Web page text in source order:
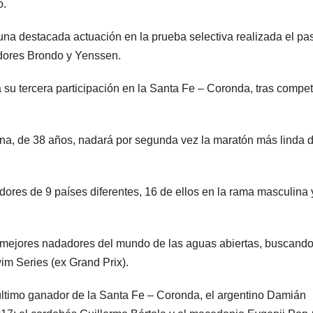
destacada actuación en la prueba selectiva realizada el
Brondo y Yenssen.
tercera participación en la Santa Fe – Coronda, tras
de 38 años, nadará por segunda vez la maratón más linda
de 9 países diferentes, 16 de ellos en la rama masculina
nadadores del mundo de las aguas abiertas, buscando
Series (ex Grand Prix).
ganador de la Santa Fe – Coronda, el argentino Damián